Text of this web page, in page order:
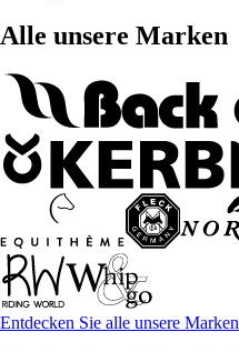
Alle unsere Marken
Entdecken Sie alle unsere Marken